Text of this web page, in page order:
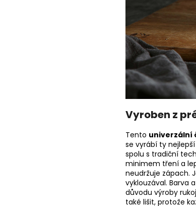
Vyroben z
Tento univerzální
se vyrábí ty nejlepší
spolu s tradiční
minimem tření a
neudržuje zápach.
vyklouzával. Barva
důvodu výroby
také lišit, protože